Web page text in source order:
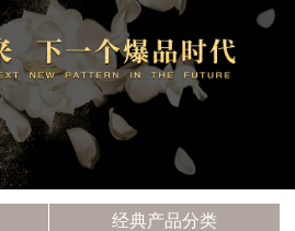
经典产品分类